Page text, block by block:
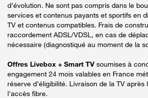
d’évolution. Ne sont pas compris dans le
services et contenus payants et sportifs en
TV et contenus compatibles. Frais de
raccordement ADSL/VDSL, en cas de
nécessaire (diagnostiqué au moment de la
Offres Livebox + Smart TV soumises à
engagement 24 mois valables en France
réserve d’éligibilité. Livraison de la TV
l'accès fibre.